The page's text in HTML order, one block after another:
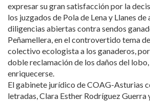
expresar su gran satisfacción por la
los juzgados de Pola de Lena y Llanes de
diligencias abiertas contra sendos
Peñamellera, en el controvertido tema
colectivo ecologista a los ganaderos,
doble reclamación de los daños del
enriquecerse.
El gabinete jurídico de COAG-Asturias
letradas, Clara Esther Rodríguez Guerra